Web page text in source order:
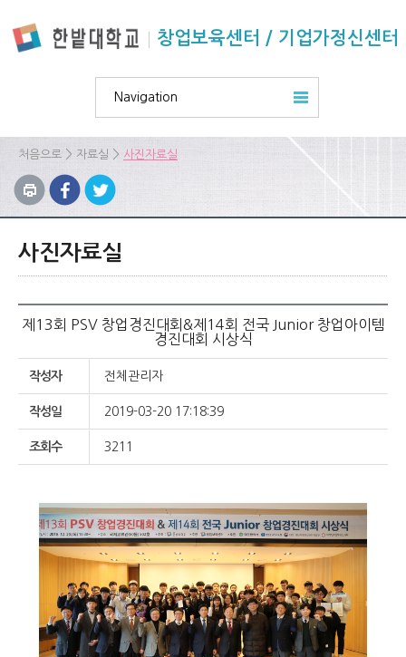
창업보육센터 / 기업가정신센터
Navigation
처음으로 > 자료실 > 사진자료실
사진자료실
제13회 PSV 창업경진대회&제14회 전국 Junior 창업아이템
경진대회 시상식
작성자 전체관리자
작성일 2019-03-20 17:18:39
조회수 3211